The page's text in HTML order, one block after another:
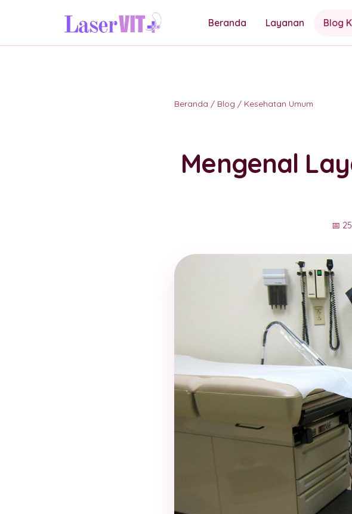
Beranda Layanan Blog
Beranda / Blog / Kesehatan Umum
Mengenal
📅